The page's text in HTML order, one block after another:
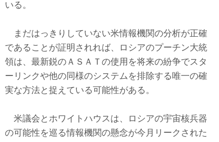
いる。
まだはっきりしていない米情報機関の分析が正確
であることが証明されれば、ロシアのプーチン大統
領は、最新鋭のＡＳＡＴの使用を将来の紛争でスタ
ーリンクや他の同様のシステムを排除する唯一の確
実な方法と捉えている可能性がある。
米議会とホワイトハウスは、ロシアの宇宙核兵器
の可能性を巡る情報機関の懸念が今月リークされた